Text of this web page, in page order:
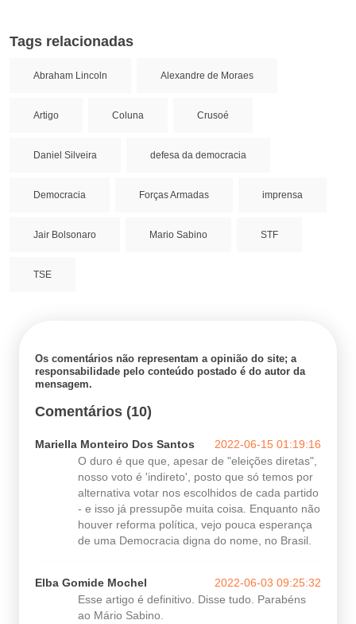
Tags relacionadas
Abraham Lincoln Alexandre de Moraes
Artigo Coluna Crusoé
Daniel Silveira defesa da democracia
Democracia Forças Armadas imprensa
Jair Bolsonaro Mario Sabino STF
TSE
Os comentários não representam a opinião do site; a
responsabilidade pelo conteúdo postado é do autor da
mensagem.
Comentários (10)
Mariella Monteiro Dos Santos
2022-06-15 01:19:16
O duro é que que, apesar de "eleições diretas",
nosso voto é 'indireto', posto que só temos por
alternativa votar nos escolhidos de cada partido
- e isso já pressupõe muita coisa. Enquanto não
houver reforma política, vejo pouca esperança
de uma Democracia digna do nome, no Brasil.
Elba Gomide Mochel
2022-06-03 09:25:32
Esse artigo é definitivo. Disse tudo. Parabéns
ao Mário Sabino.